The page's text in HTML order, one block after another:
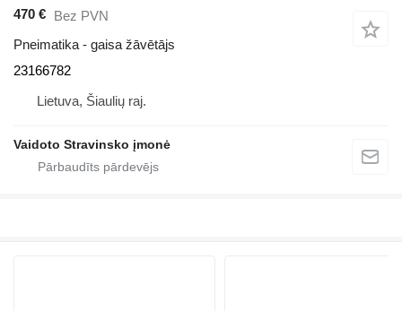
470 € Bez PVN
Pneimatika - gaisa žāvētājs
23166782
Lietuva, Šiaulių raj.
Vaidoto Stravinsko įmonė